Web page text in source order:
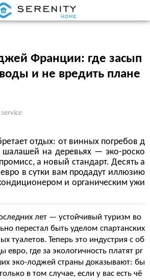
Франции: где засып
и не вредить плане
service
отдых: от винных погребов д
шалашей на деревьях — эко-роско
а новый стандарт. Десять а
в сутки вам продадут иллюзию
и органическим ужи
лет — устойчивый туризм во
перестал быть уделом спартанских
туалетов. Теперь это индустрия с об
где за экологичность платят pr
эко-лоджей страны доказывают: бы
в том случае, если у вас есть чё